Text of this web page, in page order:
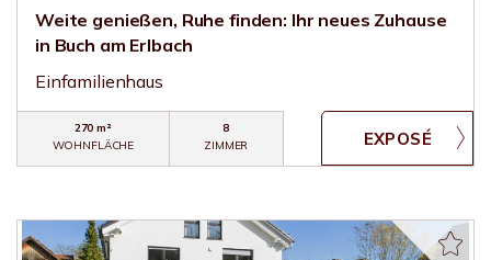
Weite genießen, Ruhe finden: Ihr neues Zuhause
in Buch am Erlbach
Einfamilienhaus
270 m²
WOHNFLÄCHE
8
ZIMMER